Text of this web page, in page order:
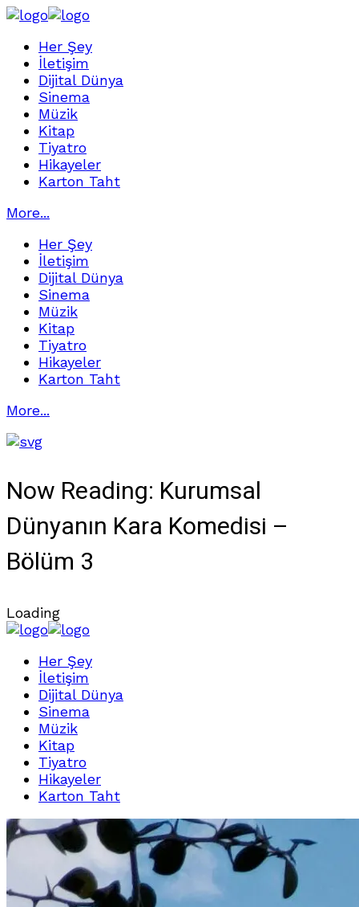
Her Şey
İletişim
Dijital Dünya
Sinema
Müzik
Kitap
Tiyatro
Hikayeler
Karton Taht
More...
Her Şey
İletişim
Dijital Dünya
Sinema
Müzik
Kitap
Tiyatro
Hikayeler
Karton Taht
More...
Now Reading: Kurumsal
Dünyanın Kara Komedisi –
Bölüm 3
Loading
Her Şey
İletişim
Dijital Dünya
Sinema
Müzik
Kitap
Tiyatro
Hikayeler
Karton Taht